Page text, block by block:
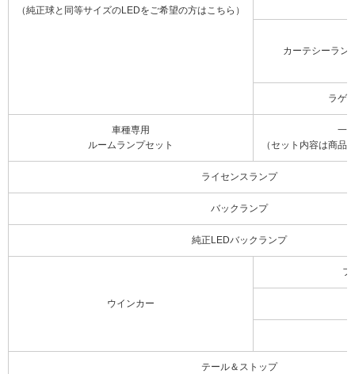
（純正球と同等サイズのLEDをご希望の方はこちら）
カーテシーラン
ラゲ
車種専用
ルームランプセット
一
（セット内容は商品
ライセンスランプ
バックランプ
純正LEDバックランプ
ウインカー
フ
テール＆ストップ